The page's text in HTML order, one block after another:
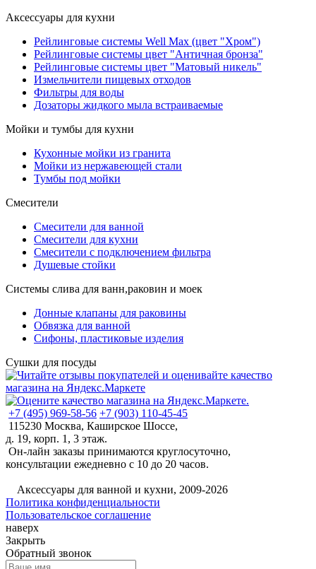
Аксессуары для кухни
Рейлинговые системы Well Max (цвет "Хром")
Рейлинговые системы цвет "Античная бронза"
Рейлинговые системы цвет "Матовый никель"
Измельчители пищевых отходов
Фильтры для воды
Дозаторы жидкого мыла встраиваемые
Мойки и тумбы для кухни
Кухонные мойки из гранита
Мойки из нержавеющей стали
Тумбы под мойки
Смесители
Смесители для ванной
Смесители для кухни
Смесители с подключением фильтра
Душевые стойки
Системы слива для ванн,раковин и моек
Донные клапаны для раковины
Обвязка для ванной
Сифоны, пластиковые изделия
Сушки для посуды
+7 (495) 969-58-56 +7 (903) 110-45-45
115230 Москва, Каширское Шоссе,
д. 19, корп. 1, 3 этаж.
Он-лайн заказы принимаются круглосуточно,
консультации ежедневно с 10 до 20 часов.
Аксессуары для ванной и кухни, 2009-2026
Политика конфиденциальности
Пользовательское соглашение
наверх
Закрыть
Обратный звонок